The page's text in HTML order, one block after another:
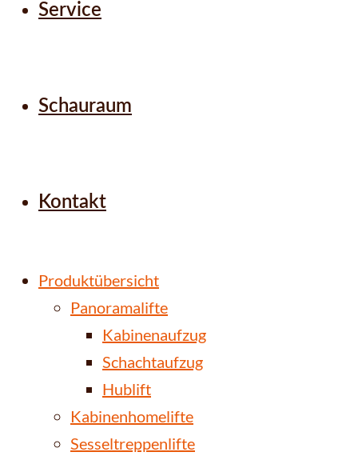
Service
Schauraum
Kontakt
Produktübersicht
Panoramalifte
Kabinenaufzug
Schachtaufzug
Hublift
Kabinenhomelifte
Sesseltreppenlifte